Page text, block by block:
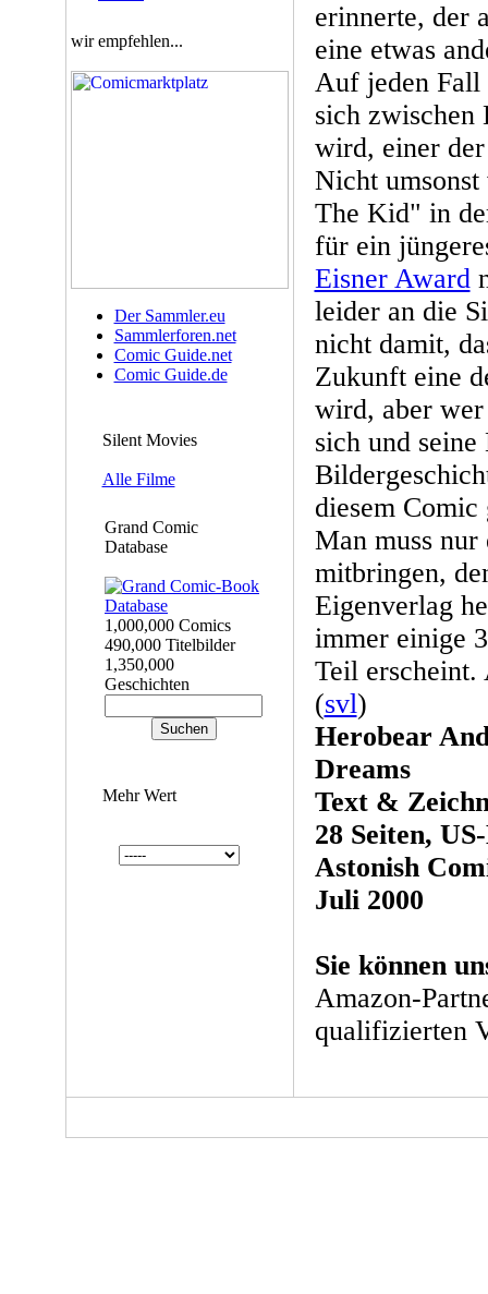
wir empfehlen...
Der Sammler.eu
Sammlerforen.net
Comic Guide.net
Comic Guide.de
Silent Movies
Alle Filme
Grand Comic
Database
1,000,000 Comics
490,000 Titelbilder
1,350,000
Geschichten
Mehr Wert
erinnerte, der
eine etwas
Auf jeden Fall
sich zwischen
wird, einer
Nicht
The Kid" in
für ein
Eisner Award
leider an die
nicht damit,
Zukunft eine
wird, aber
sich und
diesem Comic
Man muss
mitbringen,
Eigenverlag
immer einige
Teil erscheint.
(svl)
Herobear
Dreams
Text &
28 Seiten,
Astonish
Juli 2000
Sie können
Amazon-
qualifizierten